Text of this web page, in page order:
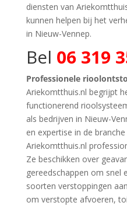
diensten van
kunnen helpen bij het
in Nieuw-Vennep.
Bel 06 319
Professionele
Ariekomtthuis.nl begrijpt
functionerend
als bedrijven in Nieuw-
en expertise in de
Ariekomtthuis.nl
Ze beschikken over
gereedschappen om snel
soorten verstoppingen
om verstopte afvoeren,